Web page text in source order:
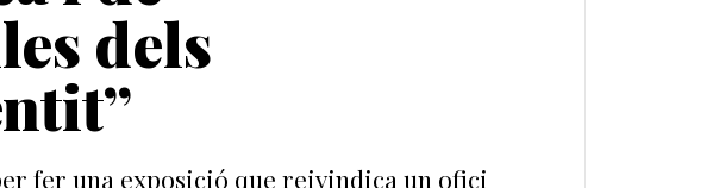
dels
fer una exposició que reivindica un ofici